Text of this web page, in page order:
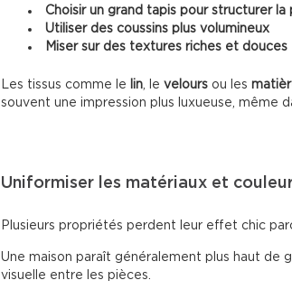
Choisir un grand tapis pour structurer la
Utiliser des coussins plus volumineux
Miser sur des textures riches et douces
Les tissus comme le lin , le velours ou les
souvent une impression plus luxueuse, même
Uniformiser les matériaux et
Plusieurs propriétés perdent leur effet chic
Une maison paraît généralement plus haut de
visuelle entre les pièces.